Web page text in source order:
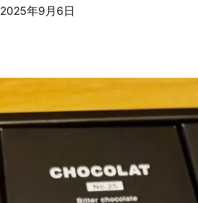
2025年9月6日